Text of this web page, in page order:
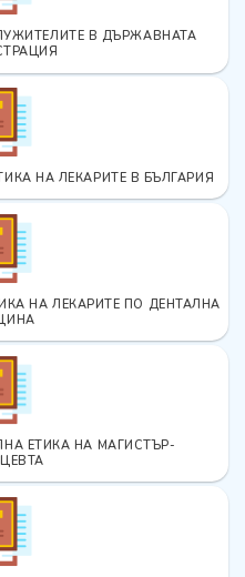
В ДЪРЖАВНАТА
НА ЛЕКАРИТЕ В БЪЛГАРИЯ
НА ЛЕКАРИТЕ ПО ДЕНТАЛНА
ЕТИКА НА МАГИСТЪР-